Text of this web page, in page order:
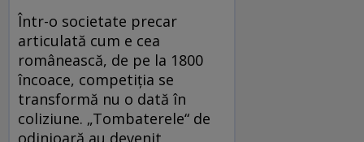
Într-o societate precar
articulată cum e cea
românească, de pe la 1800
încoace, competiția se
transformă nu o dată în
coliziune. „Tombaterele“ de
odinioară au devenit